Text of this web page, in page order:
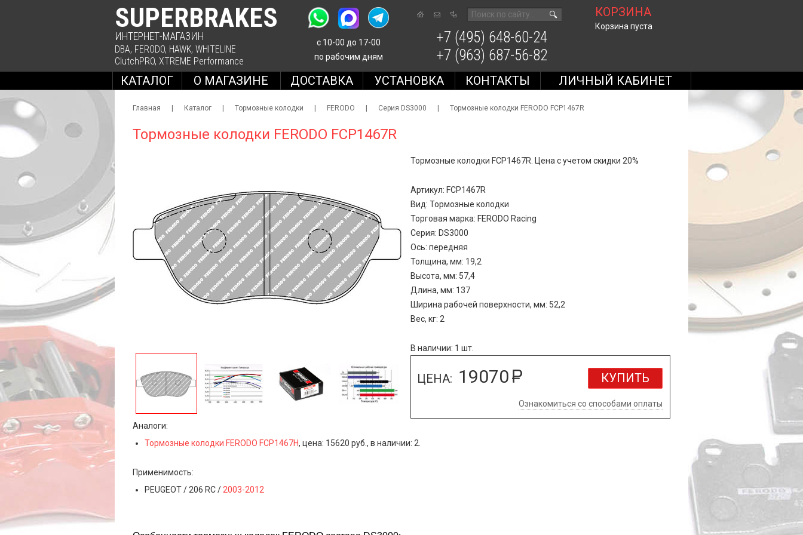
SUPERBRAKES
ИНТЕРНЕТ-МАГАЗИН
DBA, FERODO, HAWK, WHITELINE
ClutchPRO, XTREME Performance
с 10-00 до 17-00
по рабочим дням
🔍 КОРЗИНА
Корзина пуста
+7 (495) 648-60-24
+7 (963) 687-56-82
КАТАЛОГ О МАГАЗИНЕ ДОСТАВКА УСТАНОВКА КОНТАКТЫ ЛИЧНЫЙ КАБИНЕТ
Главная Каталог Тормозные колодки FERODO Серия DS3000 Тормозные колодки FERODO FCP1467R
Тормозные колодки FERODO FCP1467R
Тормозные колодки FCP1467R. Цена с учетом скидки 20%
Артикул: FCP1467R
Вид: Тормозные колодки
Торговая марка: FERODO Racing
Серия: DS3000
Ось: передняя
Толщина, мм: 19,2
Высота, мм: 57,4
Длина, мм: 137
Ширина рабочей поверхности, мм: 52,2
Вес, кг: 2
В наличии: 1 шт.
ЦЕНА: 19070 КУПИТЬ
Ознакомиться со способами оплаты
Аналоги:
Тормозные колодки FERODO FCP1467H, цена: 15620 руб., в наличии: 2.
Применимость:
PEUGEOT / 206 RC / 2003-2012